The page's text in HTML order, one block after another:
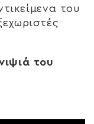
του
του